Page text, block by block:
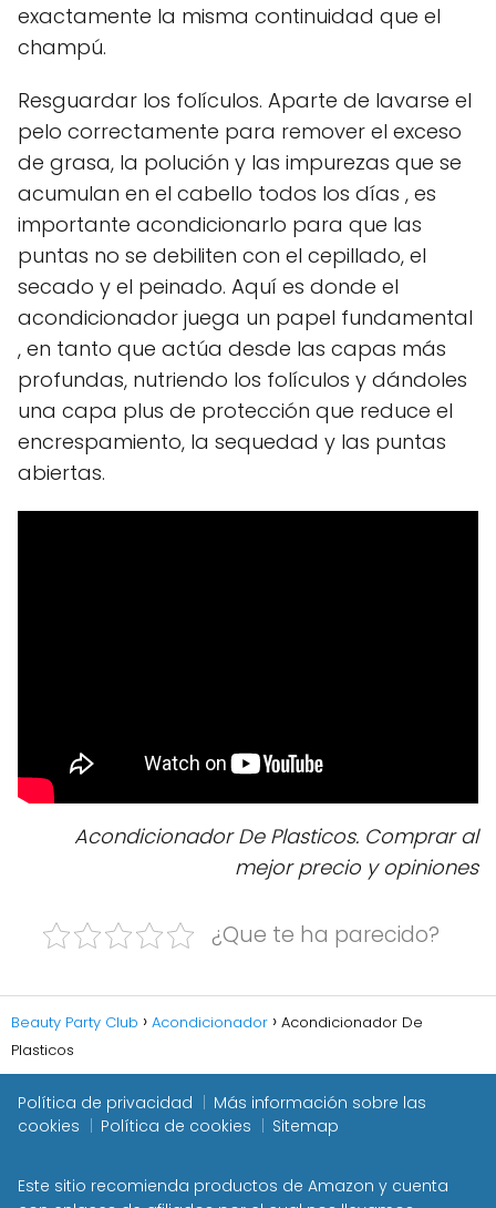
exactamente la misma continuidad que el
champú.
Resguardar los folículos. Aparte de lavarse el
pelo correctamente para remover el exceso
de grasa, la polución y las impurezas que se
acumulan en el cabello todos los días , es
importante acondicionarlo para que las
puntas no se debiliten con el cepillado, el
secado y el peinado. Aquí es donde el
acondicionador juega un papel fundamental
, en tanto que actúa desde las capas más
profundas, nutriendo los folículos y dándoles
una capa plus de protección que reduce el
encrespamiento, la sequedad y las puntas
abiertas.
Acondicionador De Plasticos. Comprar al
mejor precio y opiniones
¿Que te ha parecido?
Beauty Party Club Acondicionador
Acondicionador De
Plasticos
Política de privacidad
Más información sobre las
cookies
Política de cookies Sitemap
Este sitio recomienda productos de Amazon y cuenta